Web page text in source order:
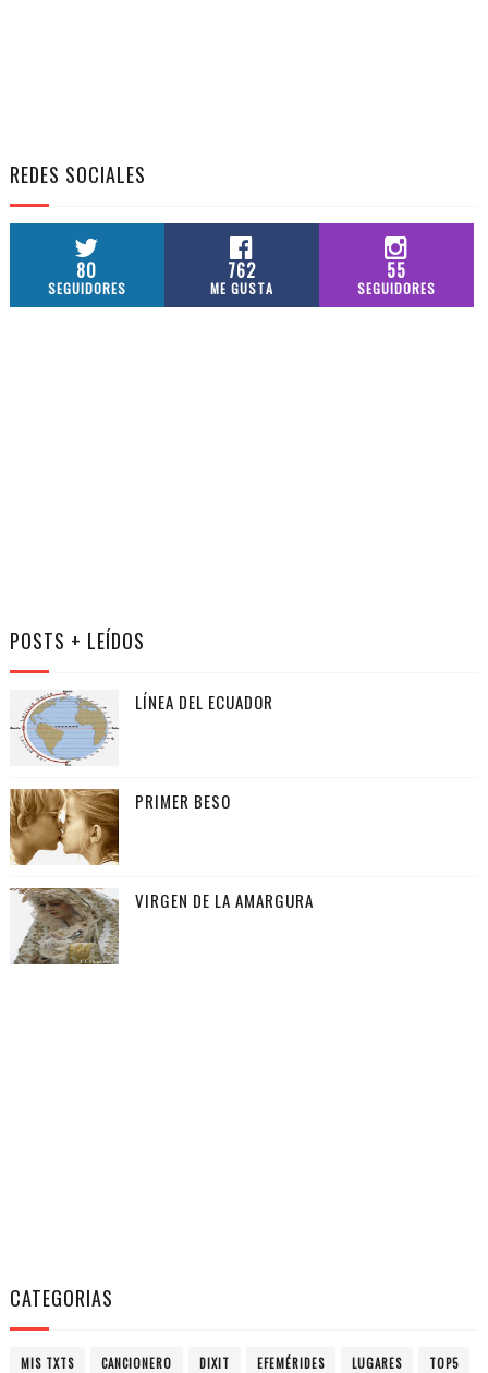
REDES SOCIALES
80
SEGUIDORES
762
ME GUSTA
55
SEGUIDORES
POSTS + LEÍDOS
LÍNEA DEL ECUADOR
PRIMER BESO
VIRGEN DE LA AMARGURA
CATEGORIAS
MIS TXTS CANCIONERO DIXIT EFEMÉRIDES LUGARES TOP5